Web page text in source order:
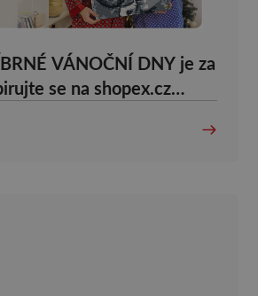
VÁNOČNÍ DNY je za
se na shopex.cz